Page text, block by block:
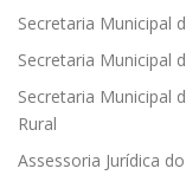
Secretaria Municipal
Secretaria Municipal
Secretaria Municipal
Rural
Assessoria Jurídica